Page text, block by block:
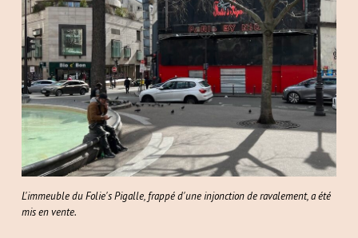
L'immeuble du Folie's Pigalle, frappé d'une injonction de ravalement, a été
mis en vente.